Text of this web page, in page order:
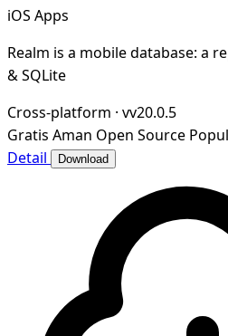
iOS Apps
Realm is a mobile database: a
& SQLite
Cross-platform · vv20.0.5
Gratis Aman Open Source
Detail
Download